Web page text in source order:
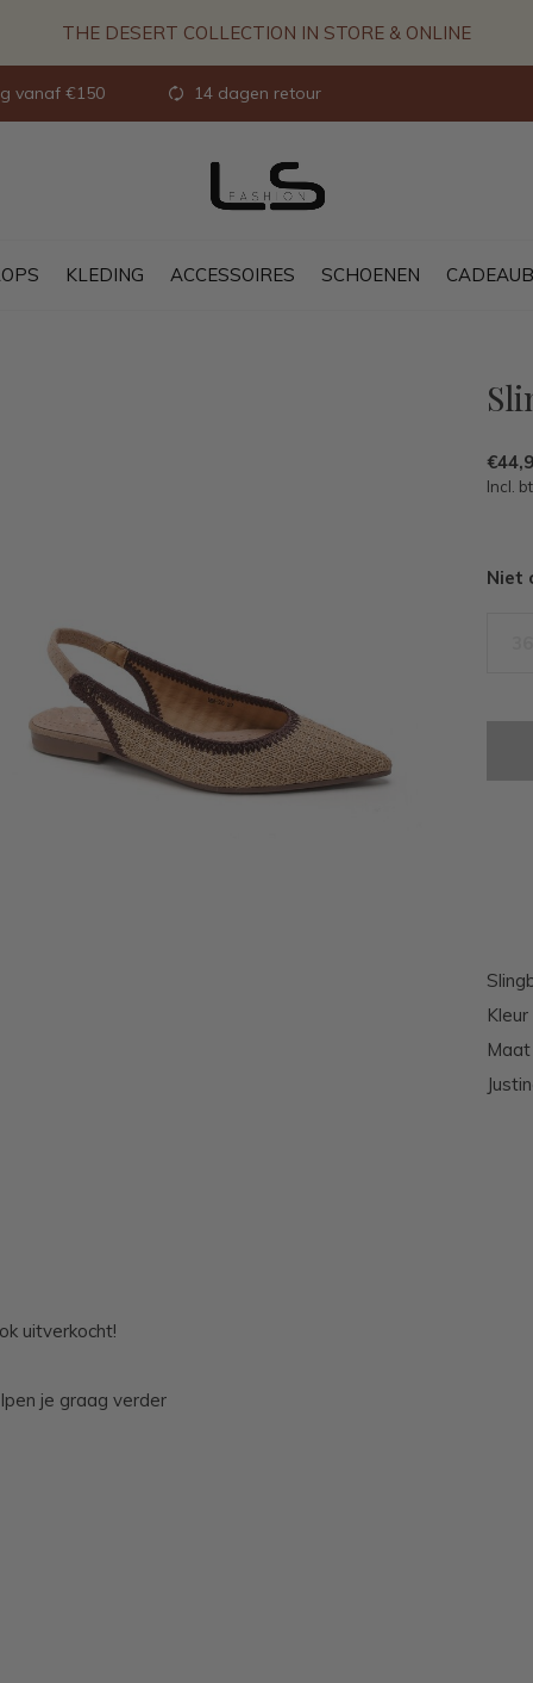
KLEDING ACCESSOIRES SCHOENEN
vanaf €150 14 dagen retour
THE DESERT COLLECTION IN STORE & ONLINE
Incl.
Niet
uitverkocht!
je graag verder